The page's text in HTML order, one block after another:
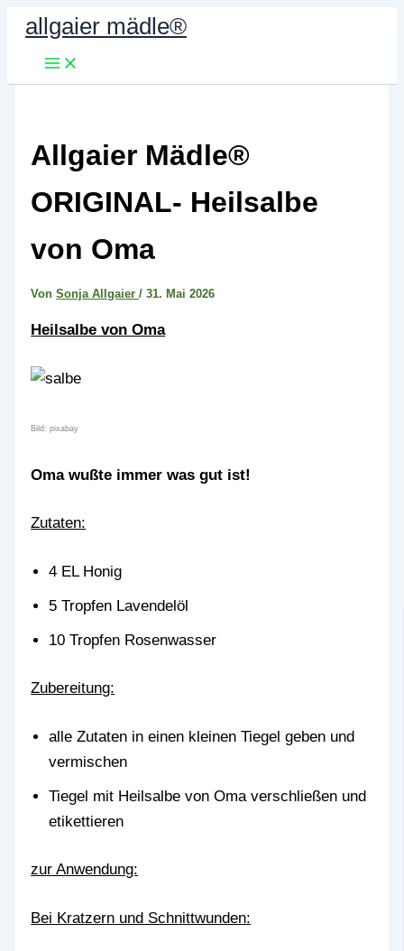
Zum
Inhalt
springen
allgaier mädle®
Allgaier Mädle®
ORIGINAL- Heilsalbe
von Oma
VonSonja Allgaier/31. Mai 2026
Heilsalbe von Oma
Bild: pixabay
Oma wußte immer was gut ist!
Zutaten:
4 EL Honig
5 Tropfen Lavendelöl
10 Tropfen Rosenwasser
Zubereitung:
alle Zutaten in einen kleinen Tiegel geben und
vermischen
Tiegel mit Heilsalbe von Oma verschließen und
etikettieren
zur Anwendung:
Bei Kratzern und Schnittwunden: